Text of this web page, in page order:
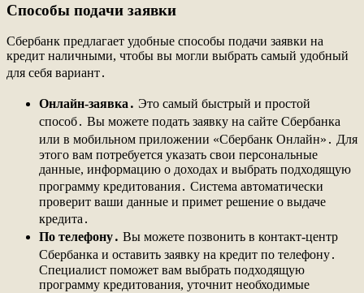
Способы подачи заявки
Сбербанк предлагает удобные способы подачи заявки на
кредит наличными, чтобы вы могли выбрать самый удобный
для себя вариант․
Онлайн-заявка․ Это самый быстрый и простой
способ․ Вы можете подать заявку на сайте Сбербанка
или в мобильном приложении «Сбербанк Онлайн»․ Для
этого вам потребуется указать свои персональные
данные, информацию о доходах и выбрать подходящую
программу кредитования․ Система автоматически
проверит ваши данные и примет решение о выдаче
кредита․
По телефону․ Вы можете позвонить в контакт-центр
Сбербанка и оставить заявку на кредит по телефону․
Специалист поможет вам выбрать подходящую
программу кредитования, уточнит необходимые